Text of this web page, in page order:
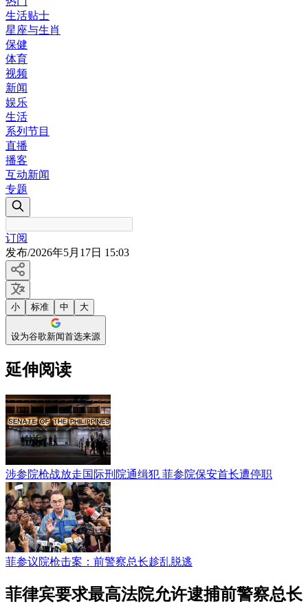
生活贴士
星座与生肖
保健
体育
视频
新闻
娱乐
生活
系列节目
直播
播客
互动新闻
专题
订阅
发布/2026年5月17日 15:03
小 标准 中 大
设为谷歌新闻首选来源
延伸阅读
涉参院枪战放走国际刑院通缉犯 菲参院保安首长遭停职
菲参议院枪击案：前警察总长趁乱脱逃
菲律宾要求最高法院允许逮捕前警察总长